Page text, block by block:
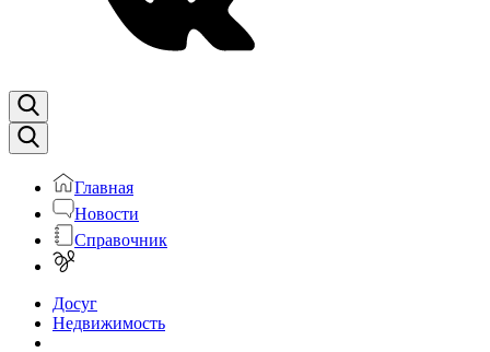
Главная
Новости
Справочник
Досуг
Недвижимость